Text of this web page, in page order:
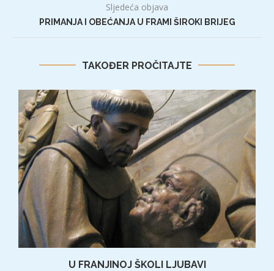
Sljedeća objava
PRIMANJA I OBEĆANJA U FRAMI ŠIROKI BRIJEG
TAKOĐER PROČITAJTE
U FRANJINOJ ŠKOLI LJUBAVI